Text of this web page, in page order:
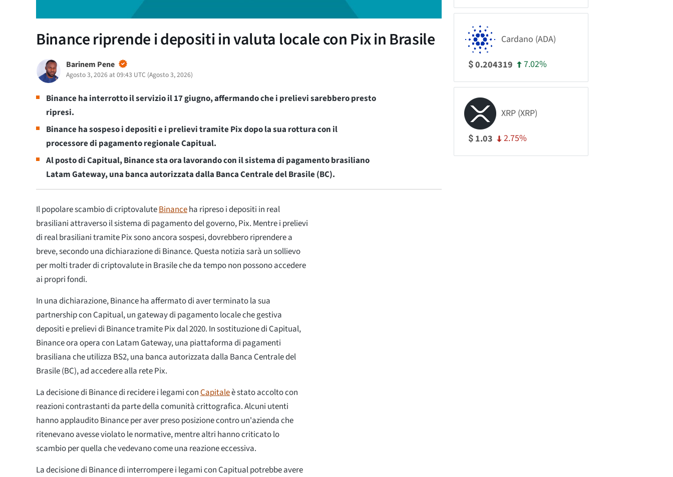
Binance riprende i depositi in valuta locale con Pix in Brasile
Barinem Pene
Agosto 3, 2026 at 09:43 UTC (Agosto 3, 2026)
Binance ha interrotto il servizio il 17 giugno, affermando che i prelievi sarebbero presto
ripresi.
Binance ha sospeso i depositi e i prelievi tramite Pix dopo la sua rottura con il
processore di pagamento regionale Capitual.
Al posto di Capitual, Binance sta ora lavorando con il sistema di pagamento brasiliano
Latam Gateway, una banca autorizzata dalla Banca Centrale del Brasile (BC).
Il popolare scambio di criptovaluteBinanceha ripreso i depositi in real
brasiliani attraverso il sistema di pagamento del governo, Pix. Mentre i prelievi
di real brasiliani tramite Pix sono ancora sospesi, dovrebbero riprendere a
breve, secondo una dichiarazione di Binance. Questa notizia sarà un sollievo
per molti trader di criptovalute in Brasile che da tempo non possono accedere
ai propri fondi.
In una dichiarazione, Binance ha affermato di aver terminato la sua
partnership con Capitual, un gateway di pagamento locale che gestiva
depositi e prelievi di Binance tramite Pix dal 2020. In sostituzione di Capitual,
Binance ora opera con Latam Gateway, una piattaforma di pagamenti
brasiliana che utilizza BS2, una banca autorizzata dalla Banca Centrale del
Brasile (BC), ad accedere alla rete Pix.
La decisione di Binance di recidere i legami conCapitaleè stato accolto con
reazioni contrastanti da parte della comunità crittografica. Alcuni utenti
hanno applaudito Binance per aver preso posizione contro un'azienda che
ritenevano avesse violato le normative, mentre altri hanno criticato lo
scambio per quella che vedevano come una reazione eccessiva.
La decisione di Binance di interrompere i legami con Capitual potrebbe avere
Cardano (ADA)
$0.204319 7.02%
XRP (XRP)
$ 1.03 2.75%